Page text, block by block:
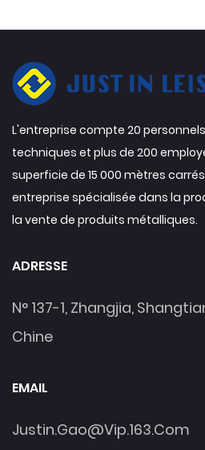
L'entreprise compte 20
techniques et plus de 200
superficie de 15 000 mètres
entreprise spécialisée dans la
la vente de produits métalliques.
ADRESSE
N° 137-1, Zhangjia,
Chine
EMAIL
Justin.gao@vip.163.com